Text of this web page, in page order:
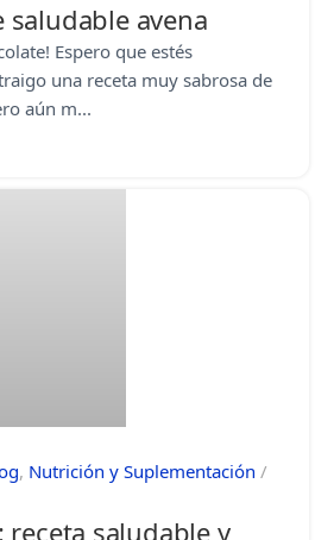
saludable avena
Espero que estés
una receta muy sabrosa de
aún m...
, Nutrición y Suplementación
receta saludable y